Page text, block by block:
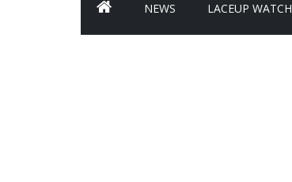
NEWS LACEUP WATCH